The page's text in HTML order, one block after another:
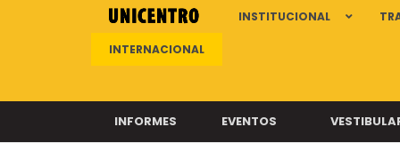
INSTITUCIONAL
INTERNACIONAL
INFORMES EVENTOS